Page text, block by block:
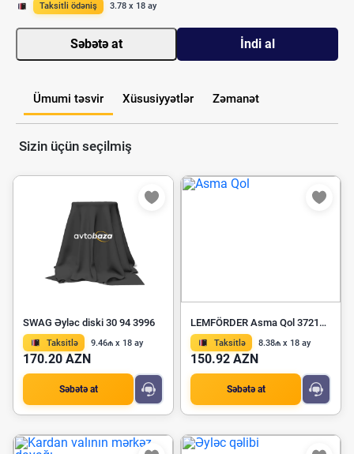
Taksitli ödəniş 3.78 x 18 ay
Səbətə at İndi al
Ümumi təsvir Xüsusiyyətlər Zəmanət
Sizin üçün seçilmiş
SWAG Əyləc diski 30 94 3996
Taksitlə 9.46₼ x 18 ay
170.20 AZN
Səbətə at
LEMFÖRDER Asma Qol 37219 01
Taksitlə 8.38₼ x 18 ay
150.92 AZN
Səbətə at